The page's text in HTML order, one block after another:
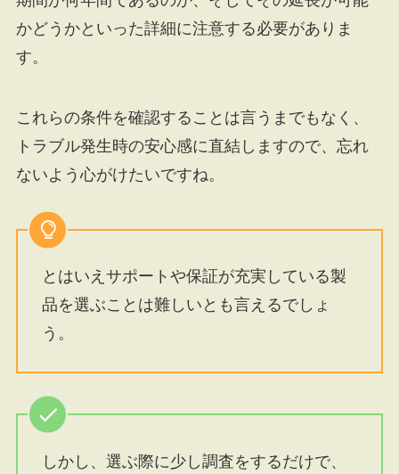
かどうかといった詳細に注意する必要がありま
す。
これらの条件を確認することは言うまでもなく、
トラブル発生時の安心感に直結しますので、忘れ
ないよう心がけたいですね。
とはいえサポートや保証が充実している製
品を選ぶことは難しいとも言えるでしょ
う。
しかし、選ぶ際に少し調査をするだけで、